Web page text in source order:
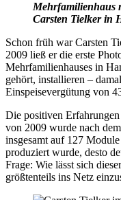
Mehrfamilienhaus
Carsten Tielker in
Schon früh war Carsten
2009 ließ er die erste
Mehrfamilienhauses in
gehört, installieren –
Einspeisevergütung von
Die positiven
von 2009 wurde nach
insgesamt auf 127
produziert wurde, desto
Frage: Wie lässt sich
größtenteils ins Netz